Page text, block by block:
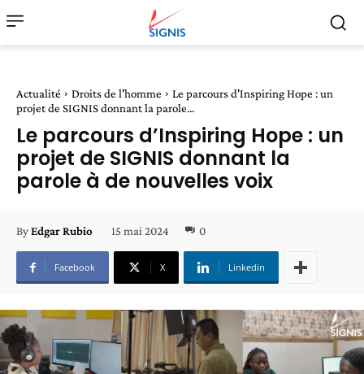
Actualité Droits de l'homme
Le parcours d'Inspiring Hope : un
projet de SIGNIS donnant la parole...
Le parcours d’Inspiring Hope : un
projet de SIGNIS donnant la
parole à de nouvelles voix
ByEdgar Rubio 15 mai 2024 0
Facebook X Linkedin